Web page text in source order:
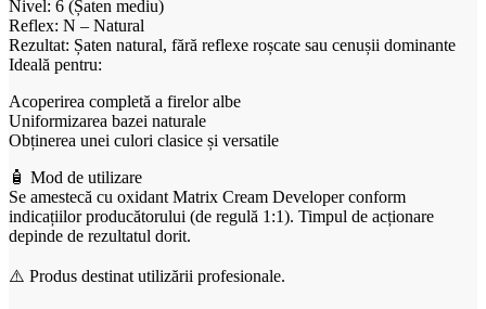
Nivel: 6 (Șaten mediu)
Reflex: N – Natural
Rezultat: Șaten natural, fără reflexe roșcate sau cenușii dominante
Ideală pentru:
Acoperirea completă a firelor albe
Uniformizarea bazei naturale
Obținerea unei culori clasice și versatile
🧴 Mod de utilizare
Se amestecă cu oxidant Matrix Cream Developer conform
indicațiilor producătorului (de regulă 1:1). Timpul de acționare
depinde de rezultatul dorit.
⚠️ Produs destinat utilizării profesionale.